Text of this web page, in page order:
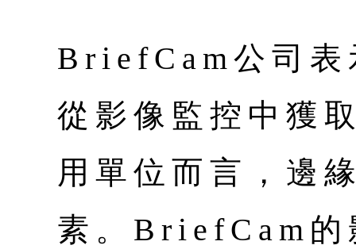
BriefCam公司表
從影像監控中獲
用單位而言，邊
素。BriefCam的